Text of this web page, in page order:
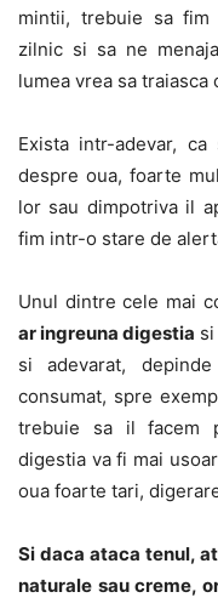
mintii, trebuie sa fim
zilnic si sa ne
lumea vrea sa traiasca
Exista intr-adevar,
despre oua, foarte
lor sau dimpotriva il
fim intr-o stare de
Unul dintre cele mai
ar ingreuna digestia
si adevarat,
consumat, spre
trebuie sa il facem
digestia va fi mai
oua foarte tari,
Si daca ataca tenul,
naturale sau creme,